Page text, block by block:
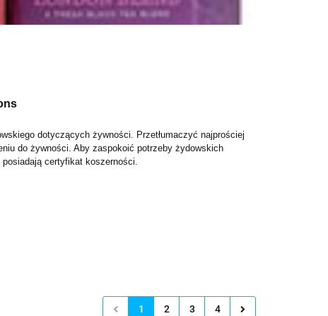
dotyczących żywności. Przetłumaczyć najprościej
do żywności. Aby zaspokoić potrzeby żydowskich
certyfikat koszerności.
1 2 3 4